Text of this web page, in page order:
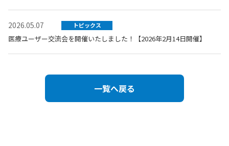
2026.05.07 トピックス
医療ユーザー交流会を開催いたしました！【2026年2月14日開催】
一覧へ戻る